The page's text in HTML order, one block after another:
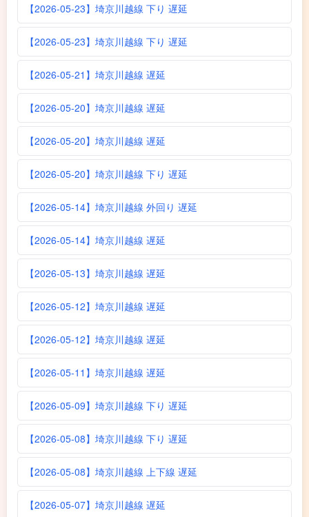
【2026-05-23】埼京川越線 下り 遅延
【2026-05-23】埼京川越線 下り 遅延
【2026-05-21】埼京川越線 遅延
【2026-05-20】埼京川越線 遅延
【2026-05-20】埼京川越線 遅延
【2026-05-20】埼京川越線 下り 遅延
【2026-05-14】埼京川越線 外回り 遅延
【2026-05-14】埼京川越線 遅延
【2026-05-13】埼京川越線 遅延
【2026-05-12】埼京川越線 遅延
【2026-05-12】埼京川越線 遅延
【2026-05-11】埼京川越線 遅延
【2026-05-09】埼京川越線 下り 遅延
【2026-05-08】埼京川越線 下り 遅延
【2026-05-08】埼京川越線 上下線 遅延
【2026-05-07】埼京川越線 遅延